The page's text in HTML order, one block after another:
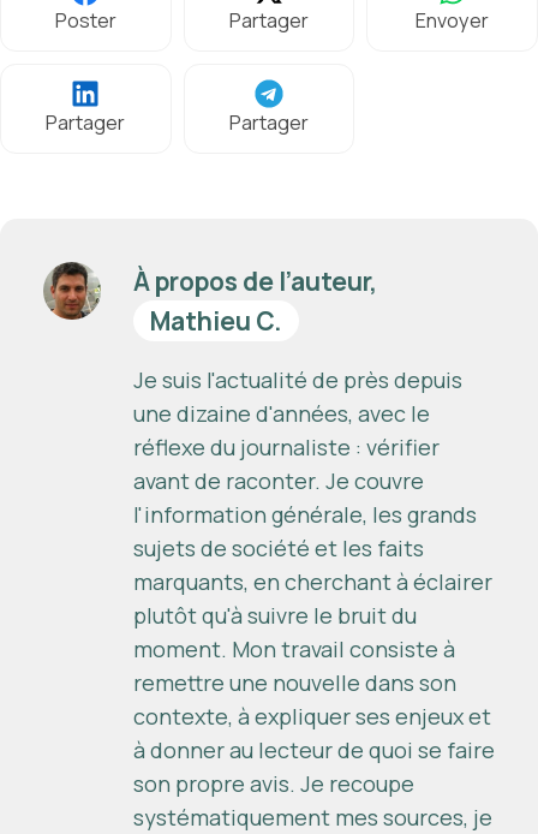
Poster Partager Envoyer
Partager Partager
À propos de l’auteur,
Mathieu C.
Je suis l'actualité de près depuis
une dizaine d'années, avec le
réflexe du journaliste : vérifier
avant de raconter. Je couvre
l'information générale, les grands
sujets de société et les faits
marquants, en cherchant à éclairer
plutôt qu'à suivre le bruit du
moment. Mon travail consiste à
remettre une nouvelle dans son
contexte, à expliquer ses enjeux et
à donner au lecteur de quoi se faire
son propre avis. Je recoupe
systématiquement mes sources, je